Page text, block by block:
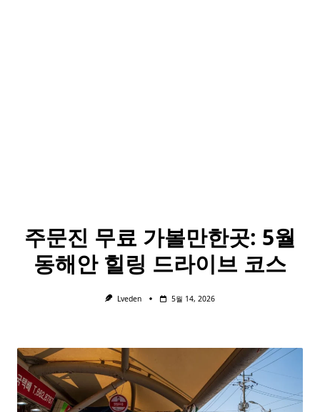
주문진 무료 가볼만한곳: 5월
동해안 힐링 드라이브 코스
Lveden 5월 14, 2026